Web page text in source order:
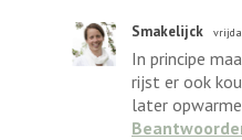
Smakelijck
In principe
rijst er ook
later